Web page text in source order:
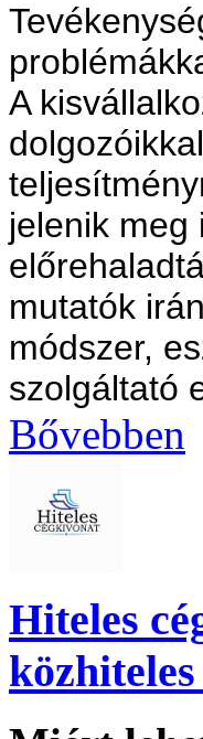
A
jelenik meg
mutatók
módszer,
szolgáltató
Bővebben
Hiteles